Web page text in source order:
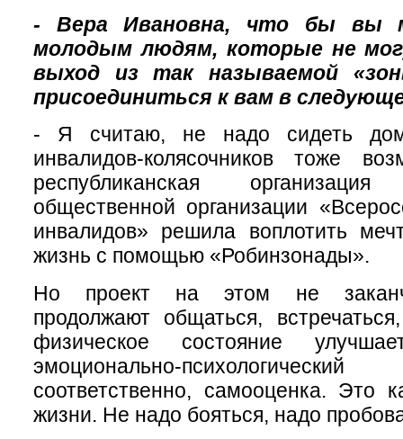
- Вера Ивановна, что бы вы
молодым людям, которые не
выход из так называемой
присоединиться к вам в
- Я считаю, не надо сидеть
инвалидов-колясочников тоже
республиканская организация
общественной организации
инвалидов» решила воплотить
жизнь с помощью «Робинзонады».
Но проект на этом не
продолжают общаться,
физическое состояние
эмоционально-
соответственно, самооценка. Это
жизни. Не надо бояться, надо